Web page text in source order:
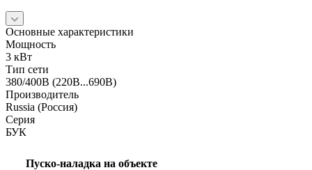
Основные характеристики
Мощность
3 кВт
Тип сети
380/400В (220В...690В)
Производитель
Russia (Россия)
Серия
БУК
Пуско-наладка на объекте